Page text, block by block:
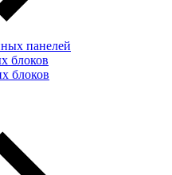
панелей
блоков
блоков